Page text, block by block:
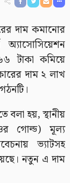
দাম কমানোর
অ্যাসোসিয়েশন
টাকা কমিয়ে
দাম ২ লাখ
হয়, স্থানীয়
গোল্ড) মূল্য
ভ্যাটসহ
নতুন এ দাম